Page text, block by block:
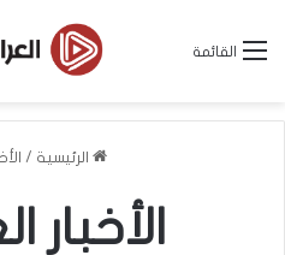
القائمة
الرئيسية /
الأخبار